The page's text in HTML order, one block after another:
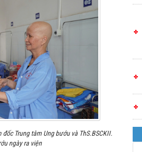
Trung tâm Ung bướu và ThS.BSCKII.
ngày ra viện